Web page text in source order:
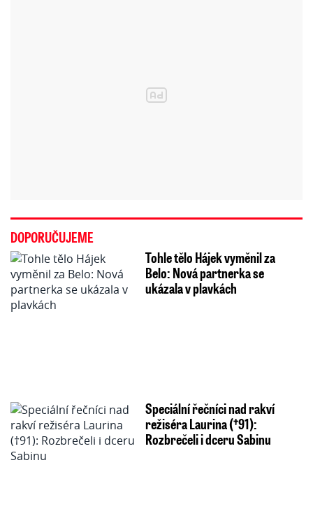
DOPORUČUJEME
Tohle tělo Hájek vyměnil za
Belo: Nová partnerka se
ukázala v plavkách
Speciální řečníci nad rakví
režiséra Laurina (†91):
Rozbrečeli i dceru Sabinu